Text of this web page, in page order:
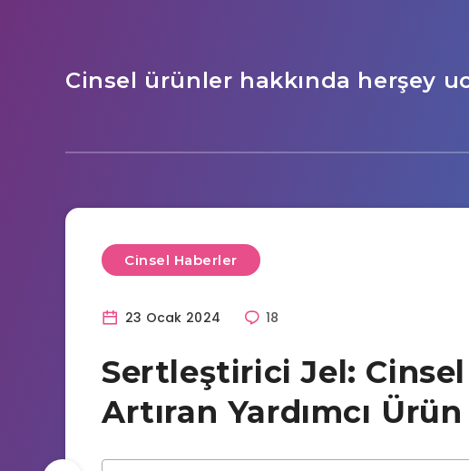
Cinsel ürünler hakkında herşey
Cinsel Haberler
23 Ocak 2024 18
Sertleştirici Jel:
Artıran Yardımcı Ürün